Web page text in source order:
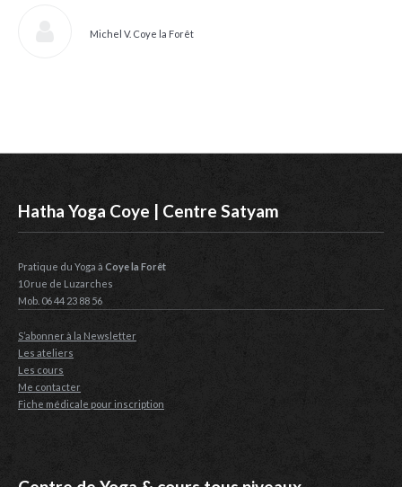
Michel V. Coye la Forêt
Hatha Yoga Coye | Centre Satyam
Pratique du Yoga à Coye la Forêt
10 rue de Luzarches
Mob. 06 44 23 88 56
S’abonner à la Newsletter
Les ateliers
Les cours
Me contacter
Fiche médicale pour inscription